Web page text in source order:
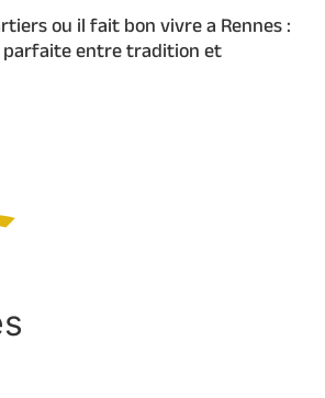
ou il fait bon vivre a Rennes :
parfaite entre tradition et